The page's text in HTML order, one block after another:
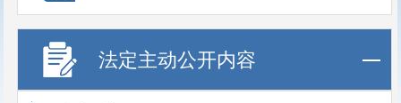
法定主动公开内容